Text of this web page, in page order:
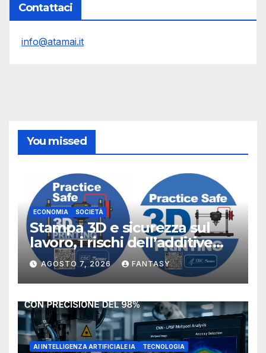
Contattaci
info@atamai.it
You missed
ECONOMIA SOCIETÀ
Stampa 3D e sicurezza sul
lavoro, i rischi dell’additive
manufacturing secondo
NIOSH
AGOSTO 7, 2026 FANTASY
AI INTELLIGENZA ARTIFICIALE IA TECNOLOGIA